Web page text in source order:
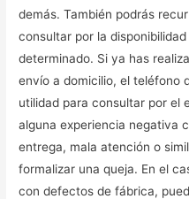
demás. También podrás
consultar por la
determinado. Si ya has
envío a domicilio, el teléfono
utilidad para consultar por el
alguna experiencia negativa
entrega, mala atención o
formalizar una queja. En el
con defectos de fábrica,